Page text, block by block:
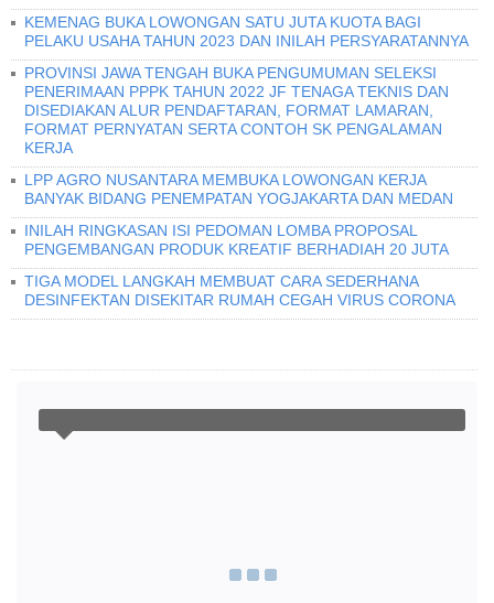
KEMENAG BUKA LOWONGAN SATU JUTA KUOTA BAGI
PELAKU USAHA TAHUN 2023 DAN INILAH PERSYARATANNYA
PROVINSI JAWA TENGAH BUKA PENGUMUMAN SELEKSI
PENERIMAAN PPPK TAHUN 2022 JF TENAGA TEKNIS DAN
DISEDIAKAN ALUR PENDAFTARAN, FORMAT LAMARAN,
FORMAT PERNYATAN SERTA CONTOH SK PENGALAMAN
KERJA
LPP AGRO NUSANTARA MEMBUKA LOWONGAN KERJA
BANYAK BIDANG PENEMPATAN YOGJAKARTA DAN MEDAN
INILAH RINGKASAN ISI PEDOMAN LOMBA PROPOSAL
PENGEMBANGAN PRODUK KREATIF BERHADIAH 20 JUTA
TIGA MODEL LANGKAH MEMBUAT CARA SEDERHANA
DESINFEKTAN DISEKITAR RUMAH CEGAH VIRUS CORONA